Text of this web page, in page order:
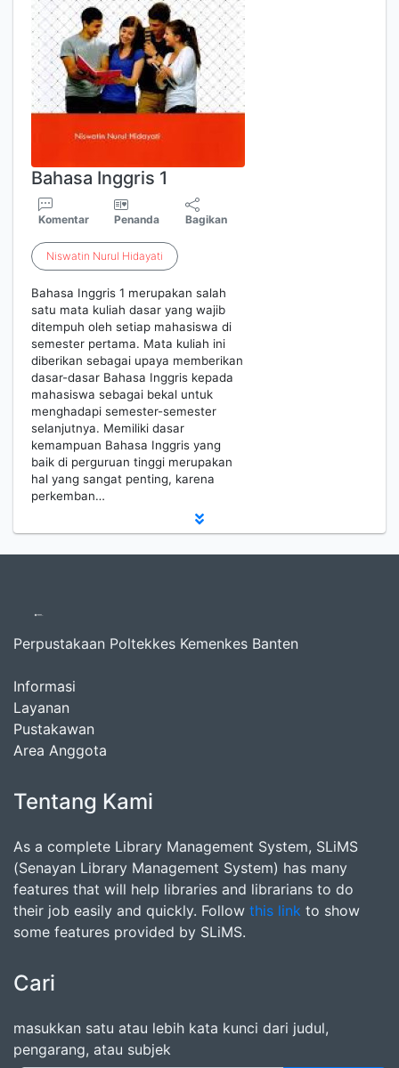
Bahasa Inggris 1
Komentar Penanda Bagikan
Niswatin Nurul Hidayati
Bahasa Inggris 1 merupakan salah
satu mata kuliah dasar yang wajib
ditempuh oleh setiap mahasiswa di
semester pertama. Mata kuliah ini
diberikan sebagai upaya memberikan
dasar-dasar Bahasa Inggris kepada
mahasiswa sebagai bekal untuk
menghadapi semester-semester
selanjutnya. Memiliki dasar
kemampuan Bahasa Inggris yang
baik di perguruan tinggi merupakan
hal yang sangat penting, karena
perkemban…
Perpustakaan Poltekkes Kemenkes Banten
Informasi
Layanan
Pustakawan
Area Anggota
Tentang Kami
As a complete Library Management System, SLiMS
(Senayan Library Management System) has many
features that will help libraries and librarians to do
their job easily and quickly. Follow this link to show
some features provided by SLiMS.
Cari
masukkan satu atau lebih kata kunci dari judul,
pengarang, atau subjek